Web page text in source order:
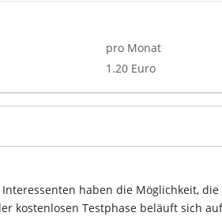
pro Monat
1.20 Euro
haben die Möglichkeit, die
kostenlosen Testphase beläuft sich